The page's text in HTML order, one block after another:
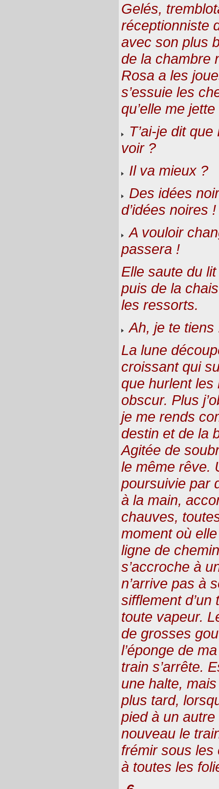
Gelés,
réceptionniste
avec son plus
de la chambre
Rosa a les
s’essuie les
qu’elle me
T’ai-je dit
voir ?
Il va mieux ?
Des idées
d’idées noires !
A vouloir
passera !
Elle saute du
puis de la
les ressorts.
Ah, je te tiens
La lune
croissant qui
que hurlent les
obscur. Plus
je me rends
destin et de la
Agitée de
le même rêve.
poursuivie par
à la main,
chauves,
moment où
ligne de
s’accroche à
n’arrive pas à
sifflement
toute vapeur.
de grosses
l’éponge de
train s’arrête.
une halte,
plus tard,
pied à un
nouveau le
frémir sous les
à toutes les